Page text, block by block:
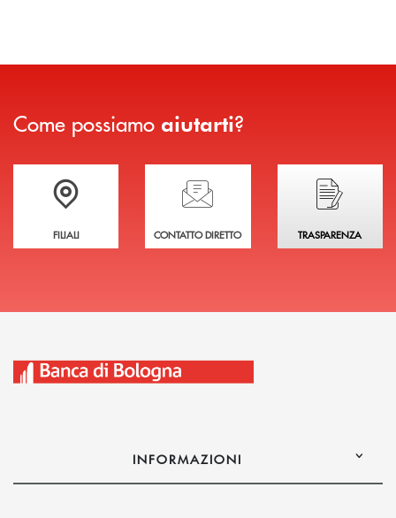
Come possiamo aiutarti?
Trova la filiale più vicina a te
FILIALI
Hai bisogno di assistenza immediata?
CONTATTO DIRETTO
Hai bisogno di
TRASPARENZA
INFORMAZIONI